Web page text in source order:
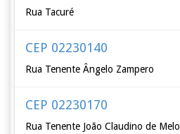
Rua Tacuré
CEP 02230140
Rua Tenente Ângelo Zampero
CEP 02230170
Rua Tenente João Claudino de Melo